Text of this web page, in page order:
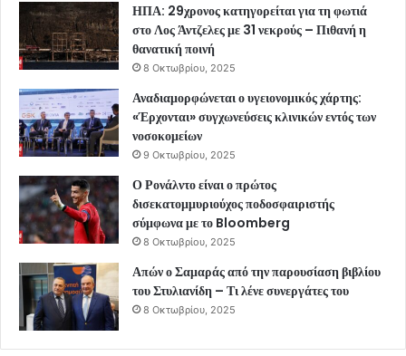
ΗΠΑ: 29χρονος κατηγορείται για τη φωτιά
στο Λος Άντζελες με 31 νεκρούς – Πιθανή η
θανατική ποινή
8 Οκτωβρίου, 2025
Αναδιαμορφώνεται ο υγειονομικός χάρτης:
«Έρχονται» συγχωνεύσεις κλινικών εντός των
νοσοκομείων
9 Οκτωβρίου, 2025
Ο Ρονάλντο είναι ο πρώτος
δισεκατομμυριούχος ποδοσφαιριστής
σύμφωνα με το Bloomberg
8 Οκτωβρίου, 2025
Απών ο Σαμαράς από την παρουσίαση βιβλίου
του Στυλιανίδη – Τι λένε συνεργάτες του
8 Οκτωβρίου, 2025